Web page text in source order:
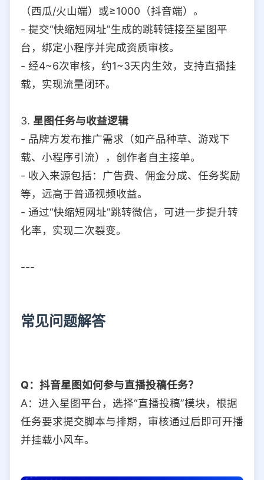
（西瓜/火山端）或≥1000（抖音端）。
- 提交“快缩短网址”生成的跳转链接至星图平
台，绑定小程序并完成资质审核。
- 经4~6次审核，约1~3天内生效，支持直播挂
载，实现流量闭环。
3. 星图任务与收益逻辑
- 品牌方发布推广需求（如产品种草、游戏下
载、小程序引流），创作者自主接单。
- 收入来源包括：广告费、佣金分成、任务奖励
等，远高于普通视频收益。
- 通过“快缩短网址”跳转微信，可进一步提升转
化率，实现二次裂变。
---
常见问题解答
Q：抖音星图如何参与直播投稿任务？
A：进入星图平台，选择“直播投稿”模块，根据
任务要求提交脚本与排期，审核通过后即可开播
并挂载小风车。